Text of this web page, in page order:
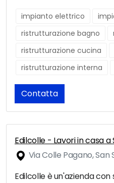
impianto elettrico
ristrutturazione bagno
ristrutturazione cucina
ristrutturazione interna
Contatta
Edilcolle - Lavori in casa a
Via Colle Pagano, San
Edilcolle è un'azienda con